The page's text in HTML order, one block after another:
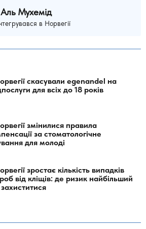
Мухемід
в Норвегії
скасували egenandel на
для всіх до 18 років
змінилися правила
за стоматологічне
для молоді
зростає кількість випадків
від кліщів: де ризик найбільший
захиститися